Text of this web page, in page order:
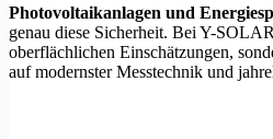
Photovoltaikanlagen und
genau diese Sicherheit. Bei Y-
oberflächlichen Einschätzungen,
auf modernster Messtechnik und